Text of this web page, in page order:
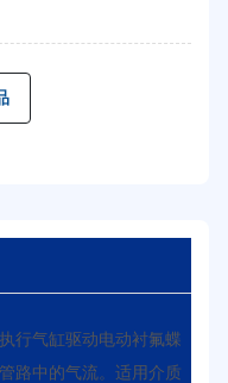
行气缸驱动电动衬氟蝶
路中的气流。适用介质